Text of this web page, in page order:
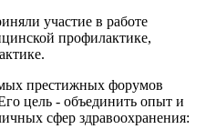
участие в работе
профилактике,
престижных форумов
цель - объединить опыт и
сфер здравоохранения: